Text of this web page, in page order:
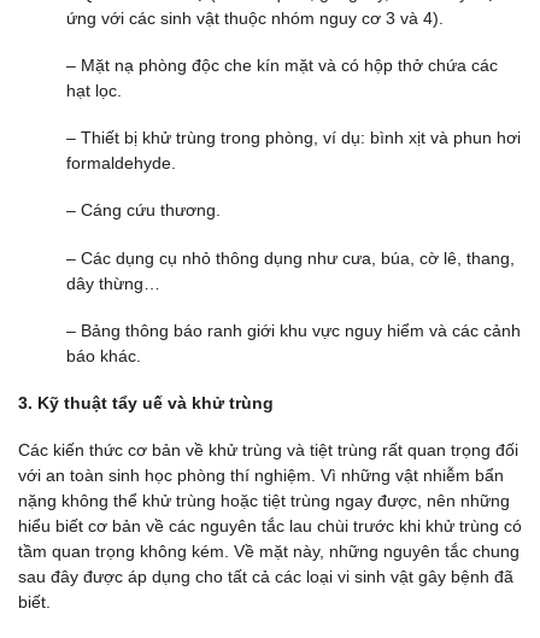
ứng với các sinh vật thuộc nhóm nguy cơ 3 và 4).
– Mặt nạ phòng độc che kín mặt và có hộp thở chứa các
hạt lọc.
– Thiết bị khử trùng trong phòng, ví dụ: bình xịt và phun hơi
formaldehyde.
– Cáng cứu thương.
– Các dụng cụ nhỏ thông dụng như cưa, búa, cờ lê, thang,
dây thừng…
– Bảng thông báo ranh giới khu vực nguy hiểm và các cảnh
báo khác.
3. Kỹ thuật tẩy uế và khử trùng
Các kiến thức cơ bản về khử trùng và tiệt trùng rất quan trọng đối
với an toàn sinh học phòng thí nghiệm. Vì những vật nhiễm bẩn
nặng không thể khử trùng hoặc tiệt trùng ngay được, nên những
hiểu biết cơ bản về các nguyên tắc lau chùi trước khi khử trùng có
tầm quan trọng không kém. Về mặt này, những nguyên tắc chung
sau đây được áp dụng cho tất cả các loại vi sinh vật gây bệnh đã
biết.